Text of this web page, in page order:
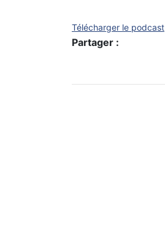
Télécharger le podcast
Partager :